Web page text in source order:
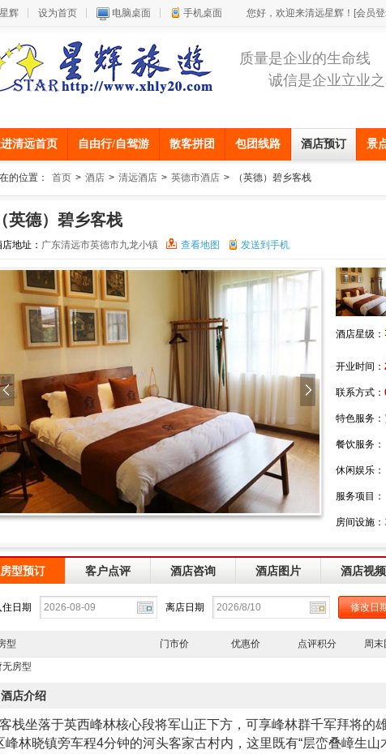
辉 设为首页 电脑桌面 手机桌面 您好，欢迎来清远星辉！ [会员
质量是企业的生命线
诚信是企业立业
清远首页 自由行/自驾游 散客拼团 包团线路 酒店预订 景
的位置： 首页 > 酒店 > 清远酒店 > 英德市酒店 > （英德）碧乡客栈
（英德）碧乡客栈
地址： 广东清远市英德市九龙小镇 查看地图 发送到手机
酒店星级：
开业时间：
联系方式：
特色服务：
餐饮服务：
休闲娱乐：
服务项目：
房间设施：
房型预订 客户点评 酒店咨询 酒店图片 酒店视频
住日期 离店日期
型 门市价 优惠价 点评积分 周末
无房型
酒店介绍
客栈坐落于英西峰林核心段将军山正下方，可享峰林群千军拜将的
峰林晓镇旁车程4分钟的河头客家古村内，这里既有“层峦叠嶂生山